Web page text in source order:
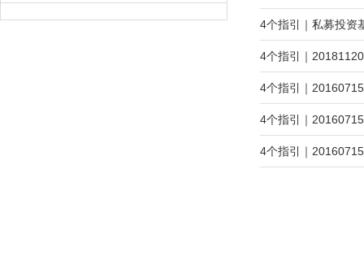
4个指引｜私募投资
4个指引｜
4个指引｜
4个指引｜
4个指引｜